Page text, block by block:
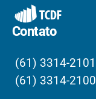
Contato
(61) 3314-2101
(61) 3314-2100